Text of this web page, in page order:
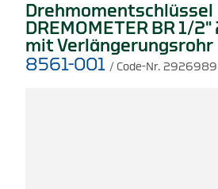
Drehmomentschlüssel
DREMOMETER BR 1/
mit Verlängerungsrohr
8561-001 / Code-Nr. 2926989